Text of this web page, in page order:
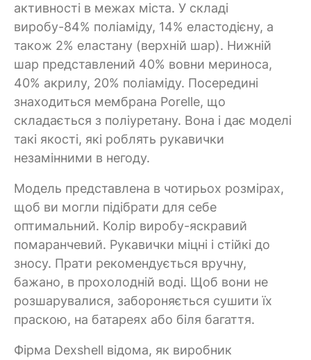
активності в межах міста. У складі
виробу-84% поліаміду, 14% еластодієну, а
також 2% еластану (верхній шар). Нижній
шар представлений 40% вовни мериноса,
40% акрилу, 20% поліаміду. Посередині
знаходиться мембрана Porelle, що
складається з поліуретану. Вона і дає моделі
такі якості, які роблять рукавички
незамінними в негоду.
Модель представлена в чотирьох розмірах,
щоб ви могли підібрати для себе
оптимальний. Колір виробу-яскравий
помаранчевий. Рукавички міцні і стійкі до
зносу. Прати рекомендується вручну,
бажано, в прохолодній воді. Щоб вони не
розшарувалися, забороняється сушити їх
праскою, на батареях або біля багаття.
Фірма Dexshell відома, як виробник